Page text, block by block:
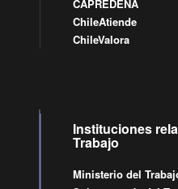
CAPREDENA
ChileAtiende
ChileValora
Instituciones
Trabajo
Ministerio del